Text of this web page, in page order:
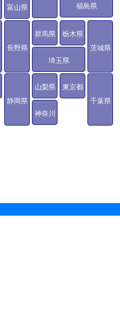
福島県
茨城県
栃木県
群馬県
埼玉県
千葉県
東京都
神奈川
富山県
山梨県
長野県
静岡県